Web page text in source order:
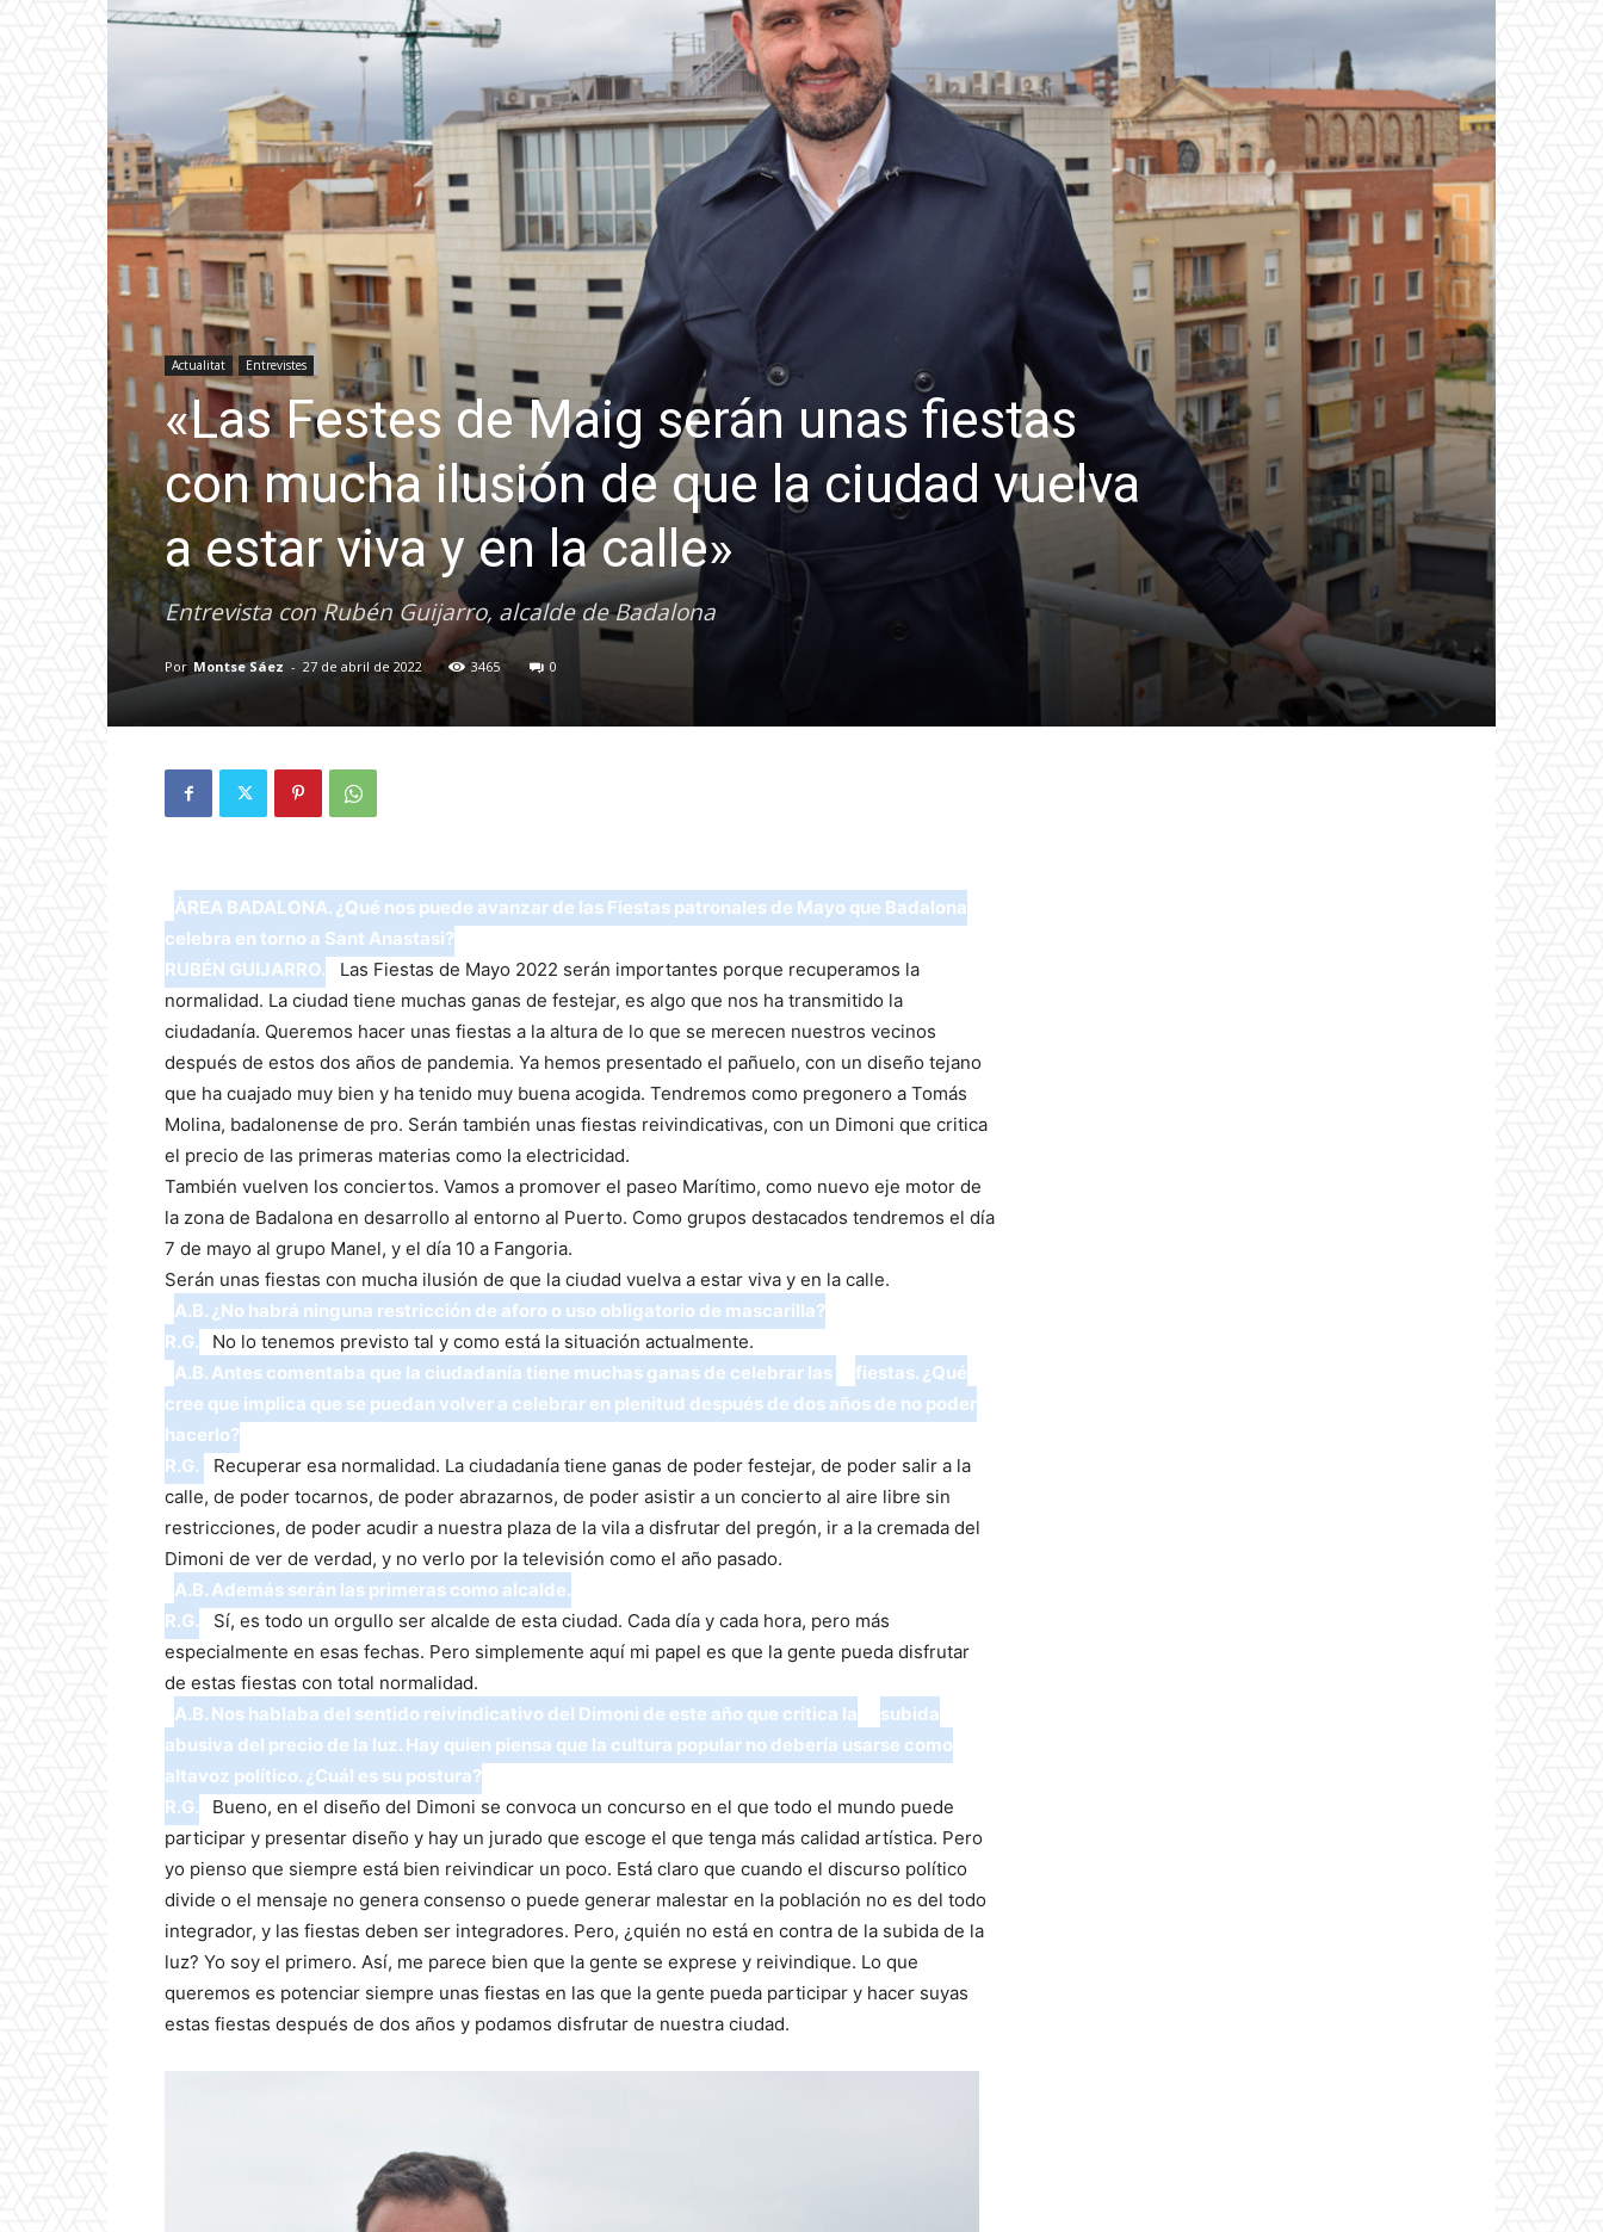
Actualitat Entrevistes
«Las Festes de Maig serán unas fiestas
con mucha ilusión de que la ciudad vuelva
a estar viva y en la calle»
Entrevista con Rubén Guijarro, alcalde de Badalona
Por Montse Sáez - 27 de abril de 2022 3465 0
ÀREA BADALONA. ¿Qué nos puede avanzar de las Fiestas patronales de Mayo que Badalona
celebra en torno a Sant Anastasi?
RUBÉN GUIJARRO.
Las Fiestas de Mayo 2022 serán importantes porque recuperamos la
normalidad. La ciudad tiene muchas ganas de festejar, es algo que nos ha transmitido la
ciudadanía. Queremos hacer unas fiestas a la altura de lo que se merecen nuestros vecinos
después de estos dos años de pandemia. Ya hemos presentado el pañuelo, con un diseño tejano
que ha cuajado muy bien y ha tenido muy buena acogida. Tendremos como pregonero a Tomás
Molina, badalonense de pro. Serán también unas fiestas reivindicativas, con un Dimoni que critica
el precio de las primeras materias como la electricidad.
También vuelven los conciertos. Vamos a promover el paseo Marítimo, como nuevo eje motor de
la zona de Badalona en desarrollo al entorno al Puerto. Como grupos destacados tendremos el día
7 de mayo al grupo Manel, y el día 10 a Fangoria.
Serán unas fiestas con mucha ilusión de que la ciudad vuelva a estar viva y en la calle.
A.B. ¿No habrá ninguna restricción de aforo o uso obligatorio de mascarilla?
R.G.
No lo tenemos previsto tal y como está la situación actualmente.
A.B. Antes comentaba que la ciudadanía tiene muchas ganas de celebrar las
fiestas. ¿Qué
cree que implica que se puedan volver a celebrar en plenitud después de dos años de no poder
hacerlo?
R.G.
Recuperar esa normalidad. La ciudadanía tiene ganas de poder festejar, de poder salir a la
calle, de poder tocarnos, de poder abrazarnos, de poder asistir a un concierto al aire libre sin
restricciones, de poder acudir a nuestra plaza de la vila a disfrutar del pregón, ir a la cremada del
Dimoni de ver de verdad, y no verlo por la televisión como el año pasado.
A.B. Además serán las primeras como alcalde.
R.G.
Sí, es todo un orgullo ser alcalde de esta ciudad. Cada día y cada hora, pero más
especialmente en esas fechas. Pero simplemente aquí mi papel es que la gente pueda disfrutar
de estas fiestas con total normalidad.
A.B. Nos hablaba del sentido reivindicativo del Dimoni de este año que critica la
subida
abusiva del precio de la luz. Hay quien piensa que la cultura popular no debería usarse como
altavoz político. ¿Cuál es su postura?
R.G.
Bueno, en el diseño del Dimoni se convoca un concurso en el que todo el mundo puede
participar y presentar diseño y hay un jurado que escoge el que tenga más calidad artística. Pero
yo pienso que siempre está bien reivindicar un poco. Está claro que cuando el discurso político
divide o el mensaje no genera consenso o puede generar malestar en la población no es del todo
integrador, y las fiestas deben ser integradores. Pero, ¿quién no está en contra de la subida de la
luz? Yo soy el primero. Así, me parece bien que la gente se exprese y reivindique. Lo que
queremos es potenciar siempre unas fiestas en las que la gente pueda participar y hacer suyas
estas fiestas después de dos años y podamos disfrutar de nuestra ciudad.